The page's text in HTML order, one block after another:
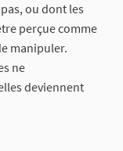
ou dont les
perçue comme
manipuler.
ne
deviennent